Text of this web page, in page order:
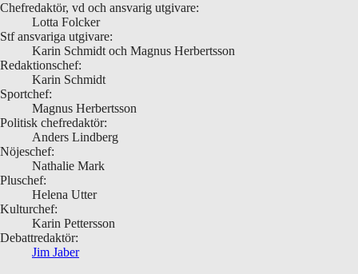
Chefredaktör, vd och ansvarig utgivare:
Lotta Folcker
Stf ansvariga utgivare:
Karin Schmidt och Magnus Herbertsson
Redaktionschef:
Karin Schmidt
Sportchef:
Magnus Herbertsson
Politisk chefredaktör:
Anders Lindberg
Nöjeschef:
Nathalie Mark
Pluschef:
Helena Utter
Kulturchef:
Karin Pettersson
Debattredaktör:
Jim Jaber